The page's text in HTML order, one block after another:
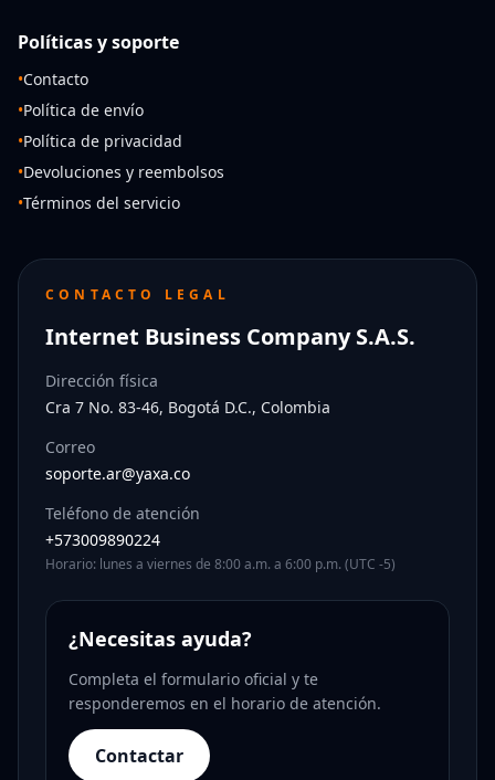
Políticas y soporte
•Contacto
•Política de envío
•Política de privacidad
•Devoluciones y reembolsos
•Términos del servicio
CONTACTO LEGAL
Internet Business Company S.A.S.
Dirección física
Cra 7 No. 83-46, Bogotá D.C., Colombia
Correo
soporte.ar@yaxa.co
Teléfono de atención
+573009890224
Horario: lunes a viernes de 8:00 a.m. a 6:00 p.m. (UTC -5)
¿Necesitas ayuda?
Completa el formulario oficial y te
responderemos en el horario de atención.
Contactar